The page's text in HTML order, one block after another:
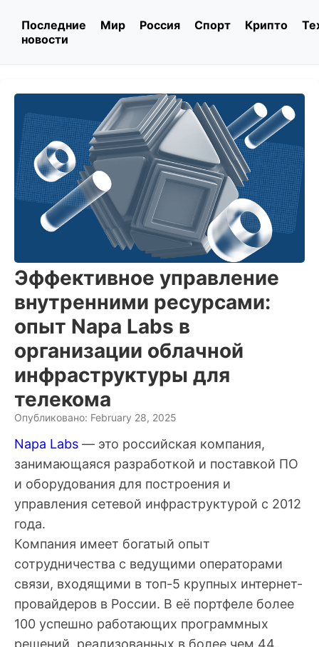
Последние
новости
Мир Россия Спорт Крипто
Эффективное управление
внутренними ресурсами:
опыт Napa Labs в
организации облачной
инфраструктуры для
телекома
Опубликовано: February 28, 2025
Napa Labs — это российская компания,
занимающаяся разработкой и поставкой ПО
и оборудования для построения и
управления сетевой инфраструктурой с 2012
года.
Компания имеет богатый опыт
сотрудничества с ведущими операторами
связи, входящими в топ-5 крупных интернет-
провайдеров в России. В её портфеле более
100 успешно работающих программных
решений, реализованных в более чем 44